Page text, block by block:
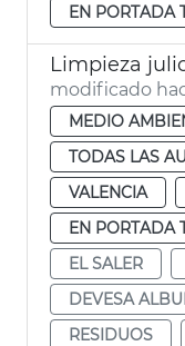
EN PORTADA
modificado
MEDIO
TODAS LAS
VALENCIA
EN PORTADA
EL SALER
DEVESA
RESIDUOS